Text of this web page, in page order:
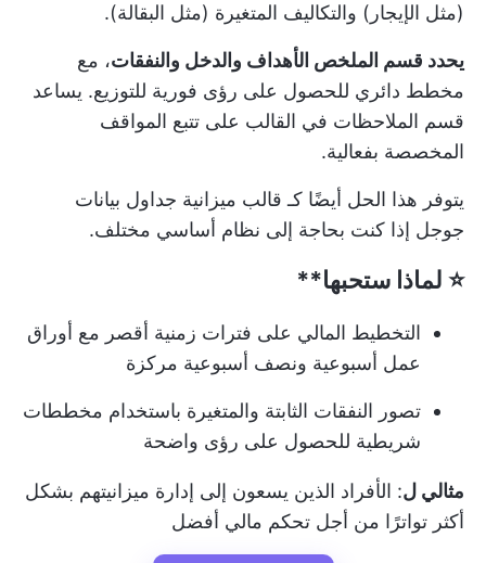
(مثل الإيجار) والتكاليف المتغيرة (مثل البقالة).
يحدد قسم الملخص الأهداف والدخل والنفقات، مع
مخطط دائري للحصول على رؤى فورية للتوزيع. يساعد
قسم الملاحظات في القالب على تتبع المواقف
المخصصة بفعالية.
يتوفر هذا الحل أيضًا كـ قالب ميزانية جداول بيانات
جوجل إذا كنت بحاجة إلى نظام أساسي مختلف.
⭐ لماذا ستحبها**
التخطيط المالي على فترات زمنية أقصر مع أوراق
عمل أسبوعية ونصف أسبوعية مركزة
تصور النفقات الثابتة والمتغيرة باستخدام مخططات
شريطية للحصول على رؤى واضحة
مثالي ل: الأفراد الذين يسعون إلى إدارة ميزانيتهم بشكل
أكثر تواترًا من أجل تحكم مالي أفضل